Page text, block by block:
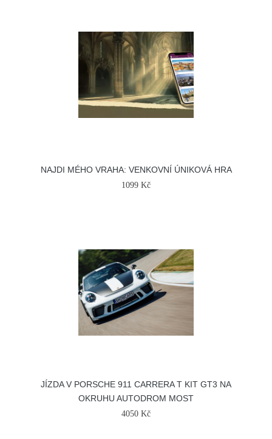
NAJDI MÉHO VRAHA: VENKOVNÍ ÚNIKOVÁ HRA
1099 Kč
JÍZDA V PORSCHE 911 CARRERA T KIT GT3 NA
OKRUHU AUTODROM MOST
4050 Kč